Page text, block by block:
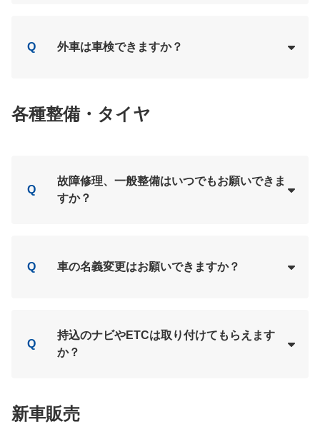
Q
外車は車検できますか？
A
各種整備・タイヤ
Q
故障修理、一般整備はいつでもお願いできま
すか？
Q
車の名義変更はお願いできますか？
Q
持込のナビやETCは取り付けてもらえます
か？
A
新車販売